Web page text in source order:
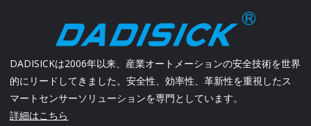
DADISICKは2006年以来、産業オートメーションの安全技術を世界
的にリードしてきました。安全性、効率性、革新性を重視したス
マートセンサーソリューションを専門としています。
詳細はこちら